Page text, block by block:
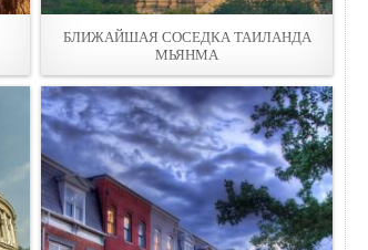
БЛИЖАЙШАЯ СОСЕДКА ТАИЛАНДА
МЬЯНМА